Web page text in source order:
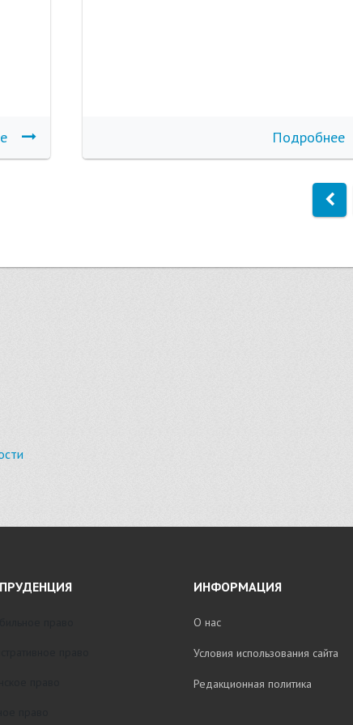
Подробнее
ИНФОРМАЦИЯ
О нас
Условия использования сайта
Редакционная политика